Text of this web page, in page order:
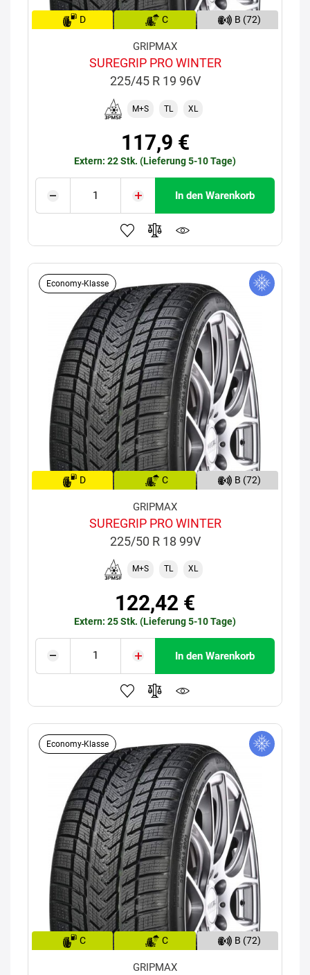
D C B (72)
GRIPMAX
SUREGRIP PRO WINTER
225/45 R 19 96V
M+S TL XL
117,9 €
Extern: 22 Stk. (Lieferung 5-10 Tage)
In den Warenkorb
Economy-Klasse
D C B (72)
GRIPMAX
SUREGRIP PRO WINTER
225/50 R 18 99V
M+S TL XL
122,42 €
Extern: 25 Stk. (Lieferung 5-10 Tage)
In den Warenkorb
Economy-Klasse
C C B (72)
GRIPMAX